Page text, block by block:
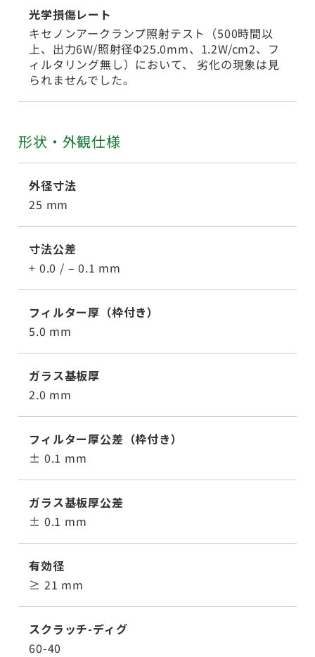
光学損傷レート
キセノンアークランプ照射テスト（500時間以
上、出力6W/照射径Φ25.0mm、1.2W/cm2、フ
ィルタリング無し）において、 劣化の現象は見
られませんでした。
形状・外観仕様
外径寸法
25 mm
寸法公差
+ 0.0 / – 0.1 mm
フィルター厚（枠付き）
5.0 mm
ガラス基板厚
2.0 mm
フィルター厚公差（枠付き）
± 0.1 mm
ガラス基板厚公差
± 0.1 mm
有効径
≥ 21 mm
スクラッチ-ディグ
60-40